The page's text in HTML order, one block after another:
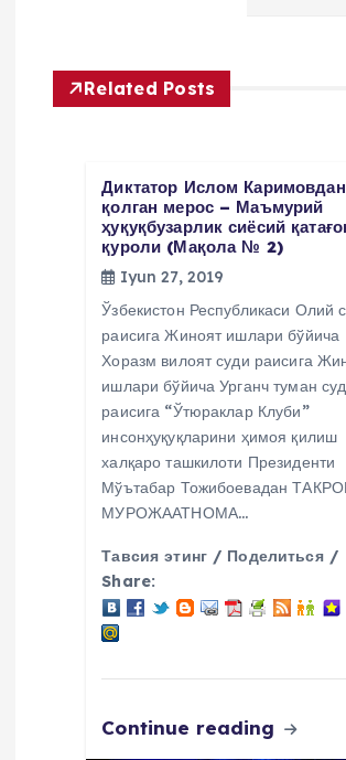
y
u
Related Posts
Диктатор Ислом Каримовдан
қолган мерос – Маъмурий
ҳуқуқбузарлик сиёсий
қуроли (Мақола № 2)
Iyun 27, 2019
Ўзбекистон Республикаси Олий
раисига Жиноят ишлари бўйича
Хоразм вилоят суди раисига
ишлари бўйича Урганч туман
раисига “Ўтюраклар Клуби”
инсонҳуқуқларини ҳимоя қилиш
халқаро ташкилоти Президенти
Мўътабар Тожибоевадан
МУРОЖААТНОМА…
Тавсия этинг / Поделиться /
Share:
Continue reading